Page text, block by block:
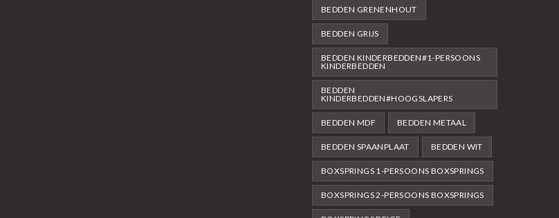
BEDDEN GRENENHOUT
BEDDEN GRIJS
BEDDEN KINDERBEDDEN#1-PERSOONS
KINDERBEDDEN
BEDDEN
KINDERBEDDEN#HOOGSLAPERS
BEDDEN MDF BEDDEN METAAL
BEDDEN SPAANPLAAT BEDDEN WIT
BOXSPRINGS 1-PERSOONS BOXSPRINGS
BOXSPRINGS 2-PERSOONS BOXSPRINGS